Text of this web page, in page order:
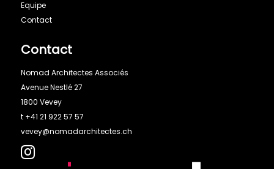
Equipe
Contact
Contact
Nomad Architectes Associés
Avenue Nestlé 27
1800 Vevey
t +41 21 922 57 57
vevey@nomadarchitectes.ch